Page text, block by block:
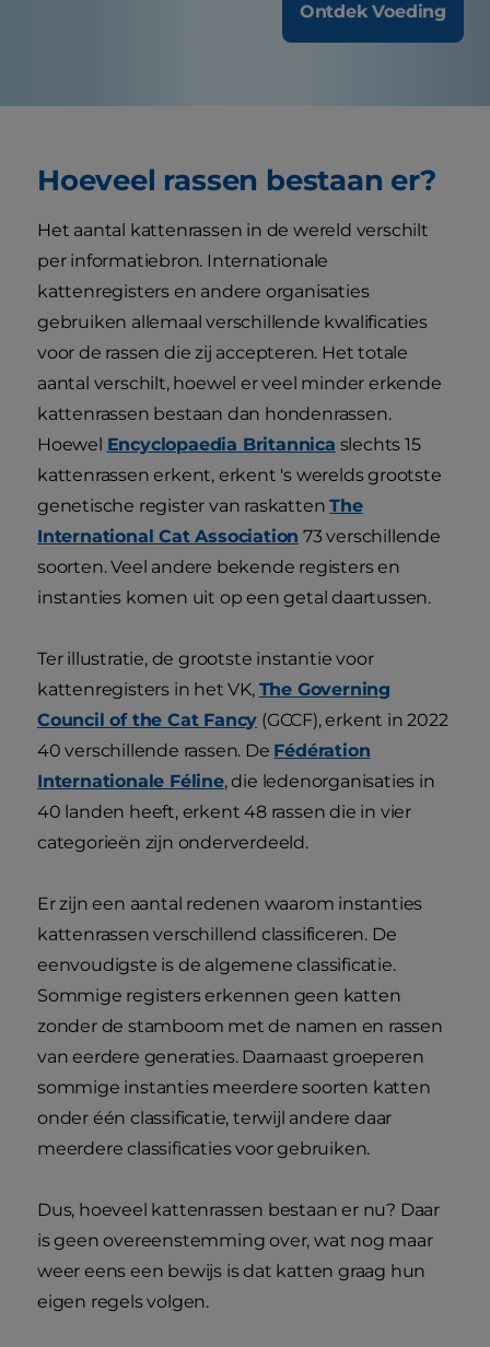
Ontdek Voeding
Hoeveel rassen bestaan er?
Het aantal kattenrassen in de wereld verschilt
per informatiebron. Internationale
kattenregisters en andere organisaties
gebruiken allemaal verschillende kwalificaties
voor de rassen die zij accepteren. Het totale
aantal verschilt, hoewel er veel minder erkende
kattenrassen bestaan dan hondenrassen.
Hoewel Encyclopaedia Britannica slechts 15
kattenrassen erkent, erkent 's werelds grootste
genetische register van raskattenThe
International Cat Association 73 verschillende
soorten. Veel andere bekende registers en
instanties komen uit op een getal daartussen.
Ter illustratie, de grootste instantie voor
kattenregisters in het VK, The Governing
Council of the Cat Fancy (GCCF), erkent in 2022
40 verschillende rassen. De Fédération
Internationale Féline, die ledenorganisaties in
40 landen heeft, erkent 48 rassen die in vier
categorieën zijn onderverdeeld.
Er zijn een aantal redenen waarom instanties
kattenrassen verschillend classificeren. De
eenvoudigste is de algemene classificatie.
Sommige registers erkennen geen katten
zonder de stamboom met de namen en rassen
van eerdere generaties. Daarnaast groeperen
sommige instanties meerdere soorten katten
onder één classificatie, terwijl andere daar
meerdere classificaties voor gebruiken.
Dus, hoeveel kattenrassen bestaan er nu? Daar
is geen overeenstemming over, wat nog maar
weer eens een bewijs is dat katten graag hun
eigen regels volgen.